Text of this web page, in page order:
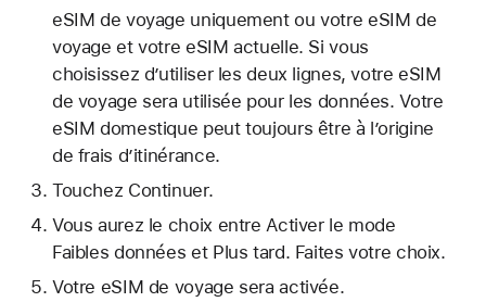
eSIM de voyage uniquement ou votre eSIM de
voyage et votre eSIM actuelle. Si vous
choisissez d’utiliser les deux lignes, votre eSIM
de voyage sera utilisée pour les données. Votre
eSIM domestique peut toujours être à l’origine
de frais d’itinérance.
Touchez Continuer.
Vous aurez le choix entre Activer le mode
Faibles données et Plus tard. Faites votre choix.
Votre eSIM de voyage sera activée.